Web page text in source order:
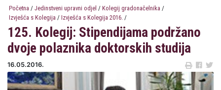
Početna / Jedinstveni upravni odjel / Kolegij gradonačelnika /
Izvješća s Kolegija / Izvješća s Kolegija 2016. /
125. Kolegij: Stipendijama podržano
dvoje polaznika doktorskih studija
16.05.2016.